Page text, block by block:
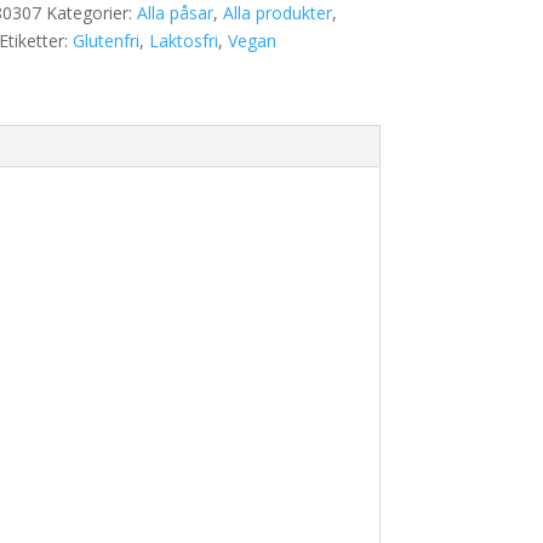
Kategorier: Alla påsar, Alla produkter,
Glutenfri, Laktosfri, Vegan